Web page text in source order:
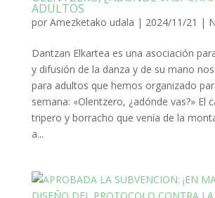
ADULTOS
por Amezketako udala | 2024/11/21 |
Dantzan Elkartea es una asociación
y difusión de la danza y de su mano
para adultos que hemos organizado
semana: «Olentzero, ¿adónde vas?» El
tripero y borracho que venía de la
a...